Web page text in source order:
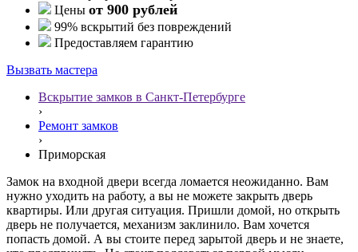
Цены от 900 рублей
99% вскрытий без повреждений
Предоставляем гарантию
Вызвать мастера
Вскрытие замков в Санкт-Петербурге
›
Ремонт замков
›
Приморская
Замок на входной двери всегда ломается неожиданно. Вам
нужно уходить на работу, а вы не можете закрыть дверь
квартиры. Или другая ситуация. Пришли домой, но открыть
дверь не получается, механизм заклинило. Вам хочется
попасть домой. А вы стоите перед зарытой дверь и не знаете,